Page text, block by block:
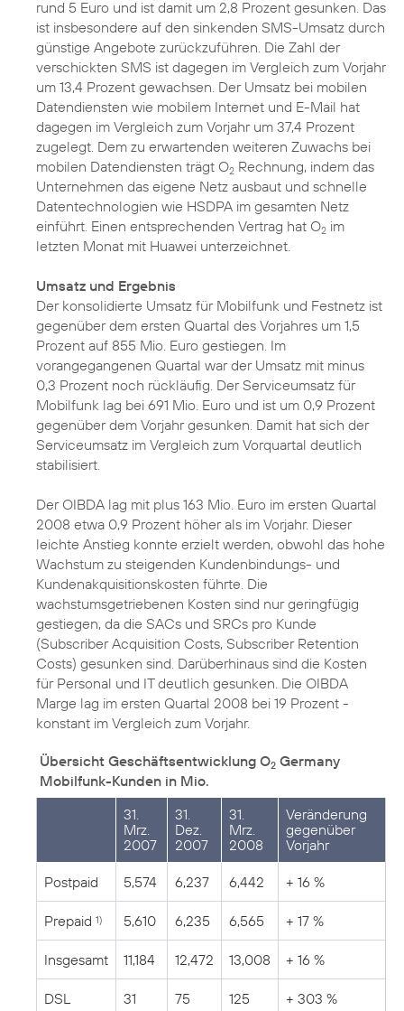
rund 5 Euro und ist damit um 2,8 Prozent gesunken. Das
ist insbesondere auf den sinkenden SMS-Umsatz durch
günstige Angebote zurückzuführen. Die Zahl der
verschickten SMS ist dagegen im Vergleich zum Vorjahr
um 13,4 Prozent gewachsen. Der Umsatz bei mobilen
Datendiensten wie mobilem Internet und E-Mail hat
dagegen im Vergleich zum Vorjahr um 37,4 Prozent
zugelegt. Dem zu erwartenden weiteren Zuwachs bei
mobilen Datendiensten trägt O2 Rechnung, indem das
Unternehmen das eigene Netz ausbaut und schnelle
Datentechnologien wie HSDPA im gesamten Netz
einführt. Einen entsprechenden Vertrag hat O2 im
letzten Monat mit Huawei unterzeichnet.
Umsatz und Ergebnis
Der konsolidierte Umsatz für Mobilfunk und Festnetz ist
gegenüber dem ersten Quartal des Vorjahres um 1,5
Prozent auf 855 Mio. Euro gestiegen. Im
vorangegangenen Quartal war der Umsatz mit minus
0,3 Prozent noch rückläufig. Der Serviceumsatz für
Mobilfunk lag bei 691 Mio. Euro und ist um 0,9 Prozent
gegenüber dem Vorjahr gesunken. Damit hat sich der
Serviceumsatz im Vergleich zum Vorquartal deutlich
stabilisiert.
Der OIBDA lag mit plus 163 Mio. Euro im ersten Quartal
2008 etwa 0,9 Prozent höher als im Vorjahr. Dieser
leichte Anstieg konnte erzielt werden, obwohl das hohe
Wachstum zu steigenden Kundenbindungs- und
Kundenakquisitionskosten führte. Die
wachstumsgetriebenen Kosten sind nur geringfügig
gestiegen, da die SACs und SRCs pro Kunde
(Subscriber Acquisition Costs, Subscriber Retention
Costs) gesunken sind. Darüberhinaus sind die Kosten
für Personal und IT deutlich gesunken. Die OIBDA
Marge lag im ersten Quartal 2008 bei 19 Prozent -
konstant im Vergleich zum Vorjahr.
Übersicht Geschäftsentwicklung O2 Germany
Mobilfunk-Kunden in Mio.
31.
Mrz.
2007
31.
Dez.
2007
31.
Mrz.
2008
Veränderung
gegenüber
Vorjahr
Postpaid 5,574 6,237 6,442 + 16 %
Prepaid 1) 5,610 6,235 6,565 + 17 %
Insgesamt 11,184 12,472 13,008 + 16 %
DSL
31
75
125
+ 303 %